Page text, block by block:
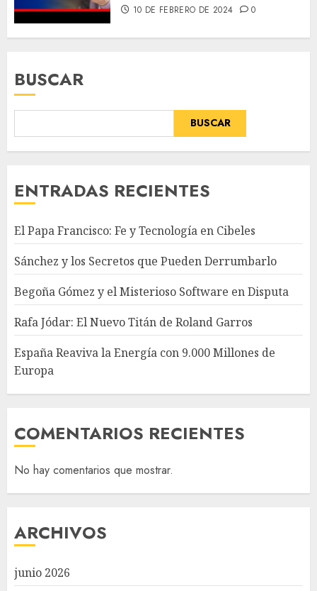
10 DE FEBRERO DE 2024 0
BUSCAR
BUSCAR
ENTRADAS RECIENTES
El Papa Francisco: Fe y Tecnología en Cibeles
Sánchez y los Secretos que Pueden Derrumbarlo
Begoña Gómez y el Misterioso Software en Disputa
Rafa Jódar: El Nuevo Titán de Roland Garros
España Reaviva la Energía con 9.000 Millones de
Europa
COMENTARIOS RECIENTES
No hay comentarios que mostrar.
ARCHIVOS
junio 2026